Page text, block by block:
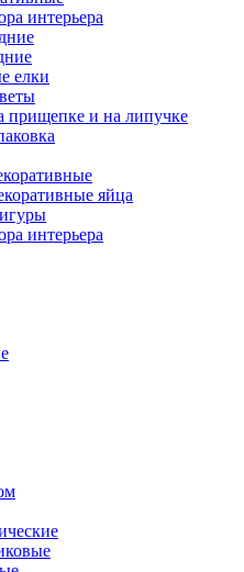
интерьера
елки
прищепке и на липучке
яйца
интерьера